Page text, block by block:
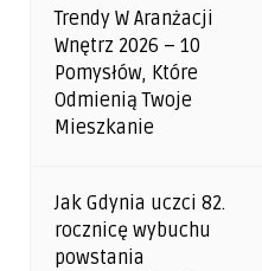
Trendy W Aranżacji
Wnętrz 2026 – 10
Pomysłów, Które
Odmienią Twoje
Mieszkanie
Jak Gdynia uczci 82.
rocznicę wybuchu
powstania